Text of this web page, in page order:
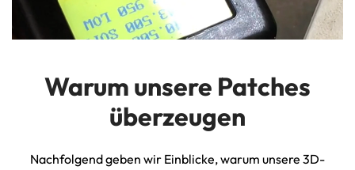
Warum unsere Patches
überzeugen
Nachfolgend geben wir Einblicke, warum unsere 3D-